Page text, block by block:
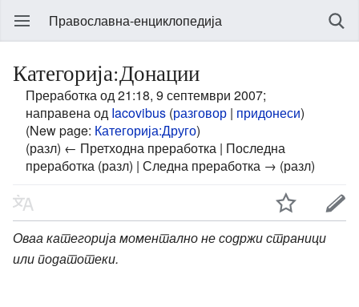
Православна-енциклопедија
Категорија:Донации
Преработка од 21:18, 9 септември 2007;
направена од Iacovibus (разговор | придонеси)
(New page: Категорија:Друго)
(разл) ← Претходна преработка | Последна
преработка (разл) | Следна преработка → (разл)
Оваа категорија моментално не содржи страници
или податотеки.